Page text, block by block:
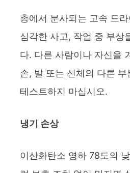
총에서 분사되는 고속 드
심각한 사고, 작업 중 부상
다. 다른 사람이나 자신을
손, 발 또는 신체의 다른
테스트하지 마십시오.
냉기 손상
이산화탄소 영하 78도의